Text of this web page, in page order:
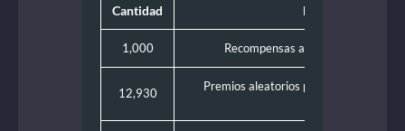
Cantidad Descripción del
1,000 Recompensas aleatorias Free
12,930
Premios aleatorios para misión 4: